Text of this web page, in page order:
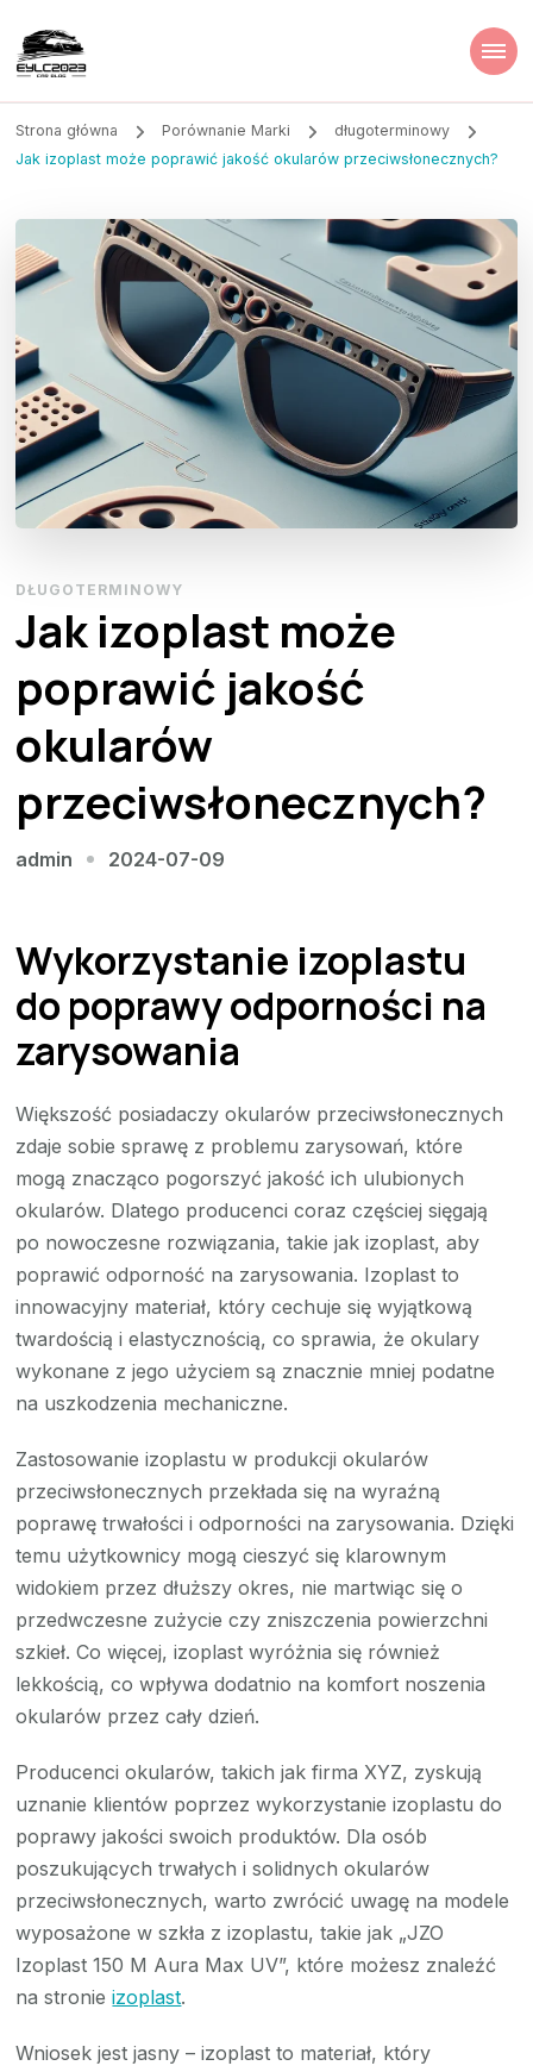
Strona główna Porównanie Marki
długoterminowy
Jak izoplast może poprawić jakość okularów przeciwsłonecznych?
DŁUGOTERMINOWY
Jak izoplast może
poprawić jakość
okularów
przeciwsłonecznych?
admin 2024-07-09
Wykorzystanie izoplastu
do poprawy odporności na
zarysowania
Większość posiadaczy okularów przeciwsłonecznych
zdaje sobie sprawę z problemu zarysowań, które
mogą znacząco pogorszyć jakość ich ulubionych
okularów. Dlatego producenci coraz częściej sięgają
po nowoczesne rozwiązania, takie jak izoplast, aby
poprawić odporność na zarysowania. Izoplast to
innowacyjny materiał, który cechuje się wyjątkową
twardością i elastycznością, co sprawia, że okulary
wykonane z jego użyciem są znacznie mniej podatne
na uszkodzenia mechaniczne.
Zastosowanie izoplastu w produkcji okularów
przeciwsłonecznych przekłada się na wyraźną
poprawę trwałości i odporności na zarysowania. Dzięki
temu użytkownicy mogą cieszyć się klarownym
widokiem przez dłuższy okres, nie martwiąc się o
przedwczesne zużycie czy zniszczenia powierzchni
szkieł. Co więcej, izoplast wyróżnia się również
lekkością, co wpływa dodatnio na komfort noszenia
okularów przez cały dzień.
Producenci okularów, takich jak firma XYZ, zyskują
uznanie klientów poprzez wykorzystanie izoplastu do
poprawy jakości swoich produktów. Dla osób
poszukujących trwałych i solidnych okularów
przeciwsłonecznych, warto zwrócić uwagę na modele
wyposażone w szkła z izoplastu, takie jak „JZO
Izoplast 150 M Aura Max UV”, które możesz znaleźć
na stronieizoplast.
Wniosek jest jasny – izoplast to materiał, który